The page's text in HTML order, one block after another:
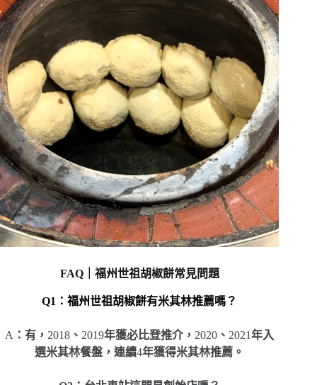
FAQ｜福州世祖胡椒餅常見問題
Q1：福州世祖胡椒餅有米其林推薦嗎？
A ：有， 2018 、 2019年獲必比登推介， 2020 、 2021年入
選米其林餐盤，連續4年獲得米其林推薦。